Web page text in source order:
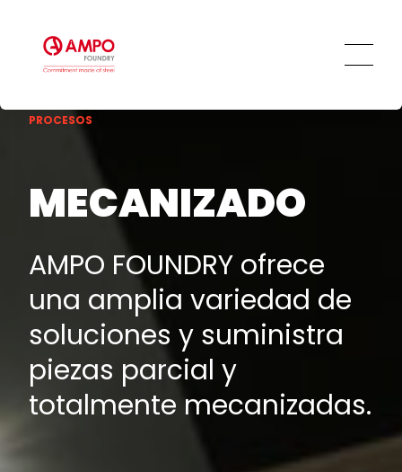
Ética y transparencia
PROCESOS
MECANIZADO
AMPO FOUNDRY ofrece
una amplia variedad de
soluciones y suministra
piezas parcial y
totalmente mecanizadas.